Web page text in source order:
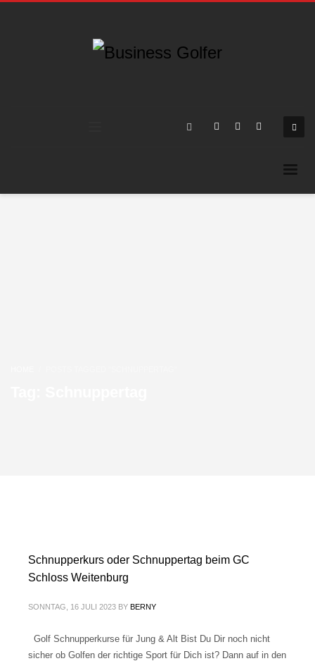
Schnupperkurs oder Schnuppertag beim GC
Schloss Weitenburg
SONNTAG, 16 JULI 2023 BY BERNY
Golf Schnupperkurse für Jung & Alt Bist Du Dir noch nicht
sicher ob Golfen der richtige Sport für Dich ist? Dann auf in den